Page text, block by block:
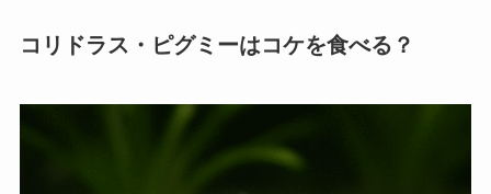
コリドラス・ピグミーはコケを食べる？